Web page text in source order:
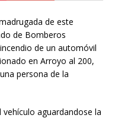
de este
de Bomberos
de un automóvil
en Arroyo al 200,
persona de la
aguardandose la